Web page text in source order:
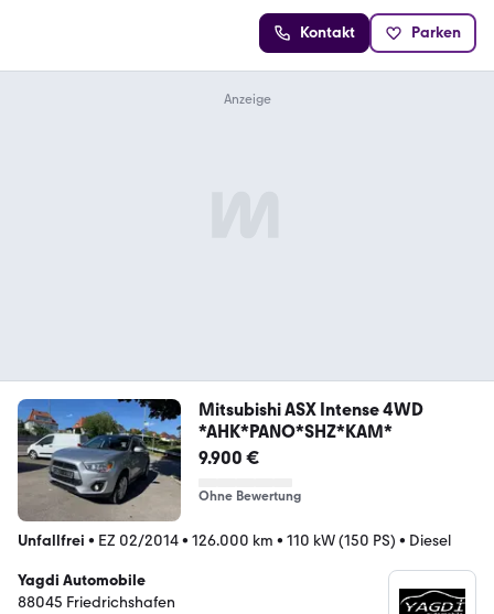
Kontakt Parken
Mitsubishi ASX Intense 4WD
*AHK*PANO*SHZ*KAM*
9.900 €
Ohne Bewertung
Unfallfrei • EZ 02/2014• 126.000 km • 110 kW (150 PS) • Diesel
Yagdi Automobile
88045 Friedrichshafen